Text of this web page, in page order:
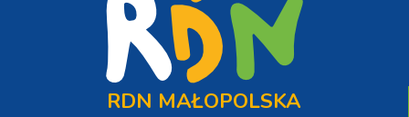
RDN MAŁOPOLSKA